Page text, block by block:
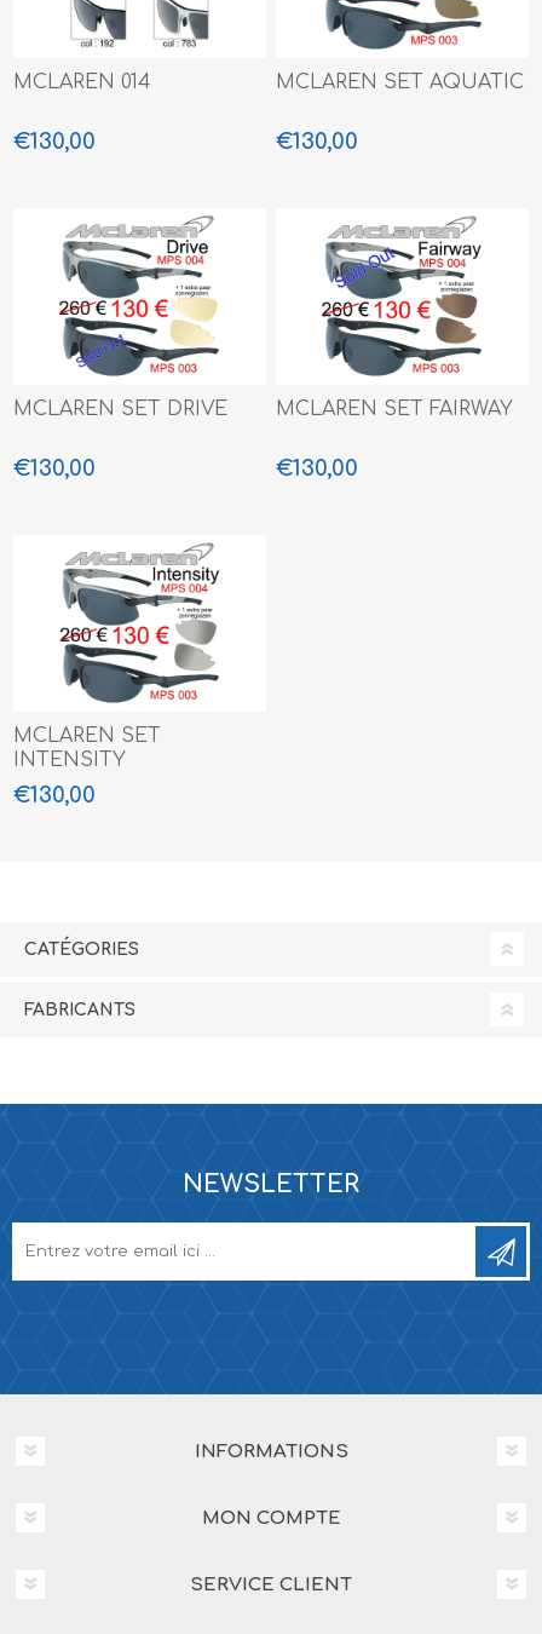
MCLAREN 014
€130,00
MCLAREN SET AQUATIC
€130,00
MCLAREN SET DRIVE
€130,00
MCLAREN SET FAIRWAY
€130,00
MCLAREN SET
INTENSITY
€130,00
CATÉGORIES
FABRICANTS
NEWSLETTER
INFORMATIONS
MON COMPTE
SERVICE CLIENT